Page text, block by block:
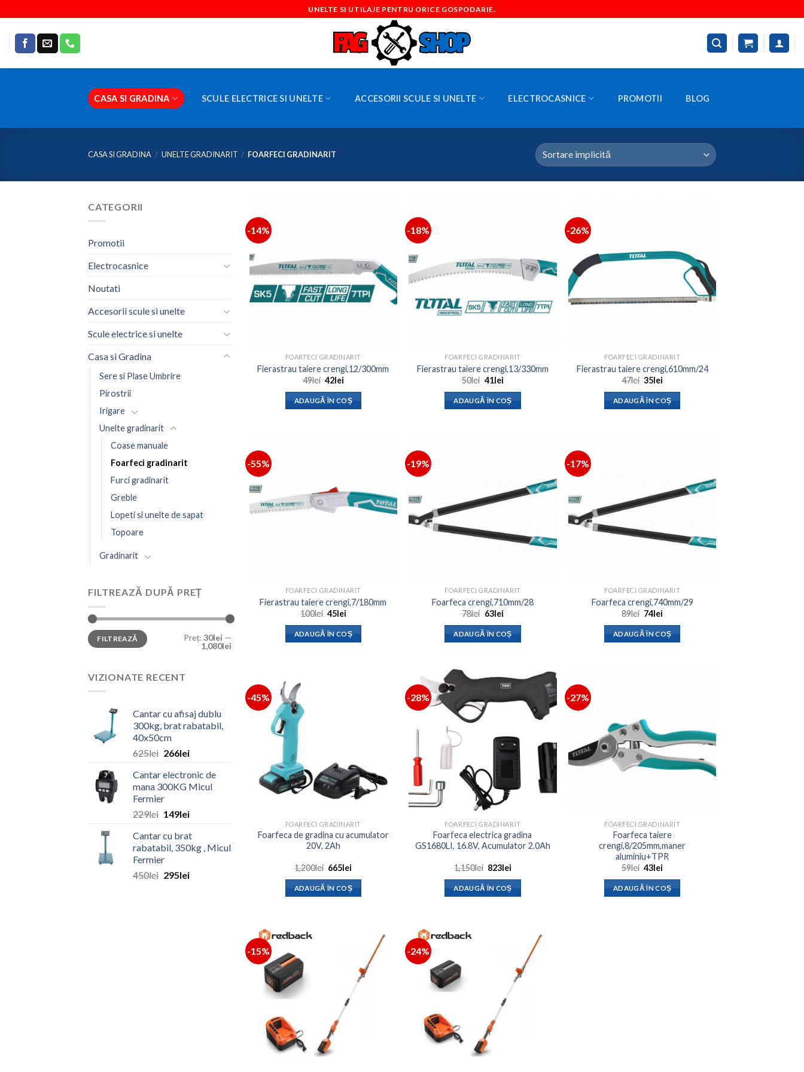
to
content
UNELTE SI UTILAJE PENTRU ORICE GOSPODARIE.
CASA SI GRADINA SCULE ELECTRICE SI UNELTE ACCESORII SCULE SI UNELTE ELECTROCASNICE PROMOTII BLOG
CASA SI GRADINA / UNELTE GRADINARIT / FOARFECI GRADINARIT
CATEGORII
Promotii
Electrocasnice
Noutati
Accesorii scule si unelte
Scule electrice si unelte
Casa si Gradina
Sere si Plase Umbrire
Pirostrii
Irigare
Unelte gradinarit
Coase manuale
Foarfeci gradinarit
Furci gradinarit
Greble
Lopeti si unelte de sapat
Topoare
Gradinarit
FILTREAZĂ DUPĂ PREȚ
Preț
minim
Preț
maxim
FILTREAZĂ Preț: 30lei —
1,080lei
VIZIONATE RECENT
Cantar cu afisaj dublu
300kg, brat rabatabil,
40x50cm
625lei Prețul
a
fost:
625lei.
266leiPrețul
este:
266lei.
Cantar electronic de
mana 300KG Micul
Fermier
229lei Prețul
a
fost:
229lei.
149leiPrețul
este:
149lei.
Cantar cu brat
rabatabil, 350kg , Micul
Fermier
450lei Prețul
295leiPrețul
-14%
FOARFECI GRADINARIT
Fierastrau taiere crengi,12/300mm
49lei Prețul
a
fost:
42leiPrețul
este:
42lei.
ADAUGĂ ÎN COȘ
-18%
FOARFECI GRADINARIT
Fierastrau taiere crengi,13/330mm
50lei Prețul
a
fost:
41leiPrețul
este:
41lei.
ADAUGĂ ÎN COȘ
-26%
FOARFECI GRADINARIT
Fierastrau taiere crengi,610mm/24
47lei Prețul
a
fost:
35lei
este:
35lei.
ADAUGĂ ÎN COȘ
-55%
FOARFECI GRADINARIT
Fierastrau taiere crengi,7/180mm
100lei Prețul
a
fost:
45leiPrețul
este:
45lei.
ADAUGĂ ÎN COȘ
-19%
FOARFECI GRADINARIT
Foarfeca crengi,710mm/28
78lei Prețul
a
fost:
63leiPrețul
este:
63lei.
ADAUGĂ ÎN COȘ
-17%
FOARFECI GRADINARIT
Foarfeca crengi,740mm/29
89lei Prețul
a
fost:
74lei
este:
74lei.
ADAUGĂ ÎN COȘ
-45%
FOARFECI GRADINARIT
Foarfeca de gradina cu acumulator
20V, 2Ah
1,200lei Prețul
a
fost:
665lei
este:
665lei.
ADAUGĂ ÎN COȘ
-28%
FOARFECI GRADINARIT
Foarfeca electrica gradina
GS1680LI, 16.8V, Acumulator 2.0Ah
1,150lei Prețul
a
fost:
823lei
este:
823lei.
ADAUGĂ ÎN COȘ
-27%
FOARFECI GRADINARIT
Foarfeca taiere
crengi,8/205mm,maner
aluminiu+TPR
59lei Prețul
a
fost:
43lei
este:
43lei.
ADAUGĂ ÎN COȘ
-15% -24%